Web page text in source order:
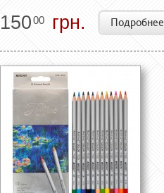
15000 грн. Подробнее